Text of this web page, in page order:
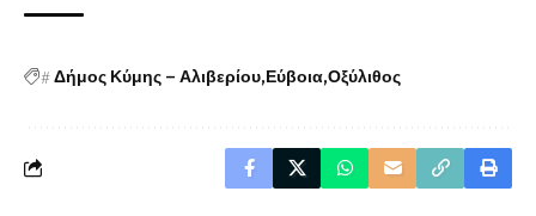
#Δήμος Κύμης – Αλιβερίου Εύβοια Οξύλιθος